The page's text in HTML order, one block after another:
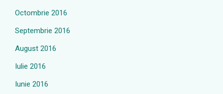
Octombrie 2016
Septembrie 2016
August 2016
Iulie 2016
Iunie 2016